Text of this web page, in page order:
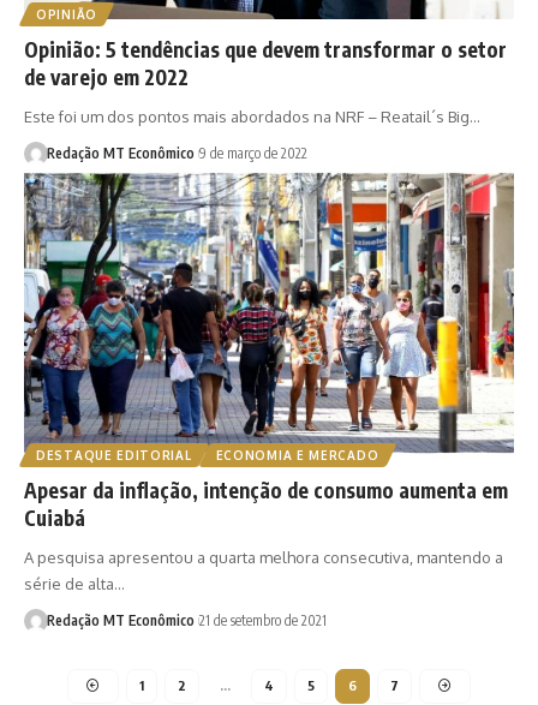
OPINIÃO
Opinião: 5 tendências que devem transformar o setor
de varejo em 2022
Este foi um dos pontos mais abordados na NRF – Reatail´s Big…
Redação MT Econômico 9 de março de 2022
DESTAQUE EDITORIAL ECONOMIA E MERCADO
Apesar da inflação, intenção de consumo aumenta em
Cuiabá
A pesquisa apresentou a quarta melhora consecutiva, mantendo a
série de alta…
Redação MT Econômico 21 de setembro de 2021
1 2 … 4 5 6 7